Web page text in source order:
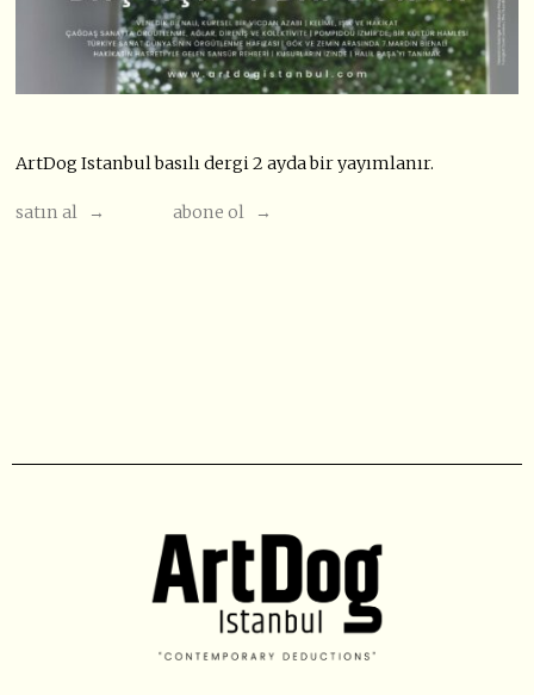
ArtDog Istanbul basılı dergi 2 ayda bir yayımlanır.
satın al → abone ol →